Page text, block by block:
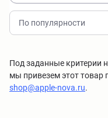
По популярности
Под заданные критерии
мы привезем этот товар
shop@apple-nova.ru.